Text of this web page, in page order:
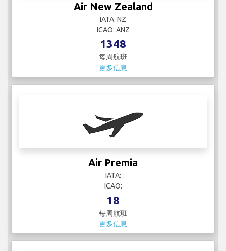
Air New Zealand
IATA: NZ
ICAO: ANZ
1348
每周航班
更多信息
Air Premia
IATA:
ICAO:
18
每周航班
更多信息